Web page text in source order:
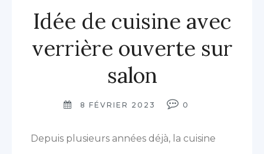
Idée de cuisine avec
verrière ouverte sur
salon
8 FÉVRIER 2023 0
Depuis plusieurs années déjà, la cuisine